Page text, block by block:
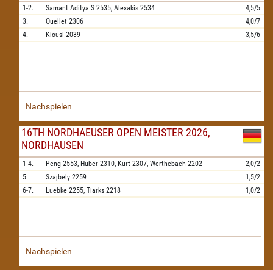
1-2. Samant Aditya S 2535, Alexakis 2534
4,5/5
3.
Ouellet 2306
4,0/7
4.
Kiousi 2039 3,5/6
Nachspielen
16TH NORDHAEUSER OPEN MEISTER 2026,
NORDHAUSEN
1-4. Peng 2553, Huber 2310, Kurt 2307, Werthebach 2202
2,0/2
5.
Szajbely 2259
1,5/2
6-7.
Luebke 2255, Tiarks 2218 1,0/2
Nachspielen